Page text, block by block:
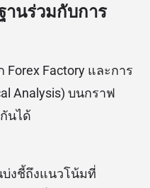
านร่วมกับการ
Factory และการ
Analysis) บนกราฟ
นได้
บ่งชี้ถึงแนวโน้มที่